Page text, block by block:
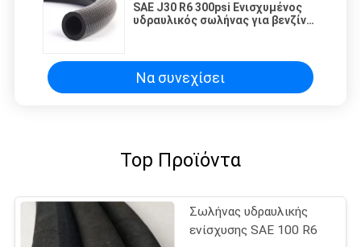
SAE J30 R6 300psi Ενισχυμένος
υδραυλικός σωλήνας για βενζίνη
Να συνεχίσει
Top Προϊόντα
Σωλήνας υδραυλικής
ενίσχυσης SAE 100 R6